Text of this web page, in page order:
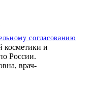
согласованию
косметики и
России.
врач-